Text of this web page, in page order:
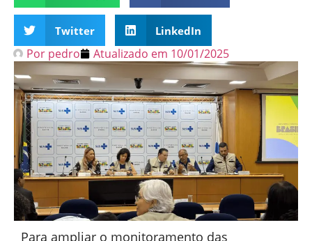
Twitter LinkedIn
Por pedro Atualizado em 10/01/2025
Para ampliar o monitoramento das